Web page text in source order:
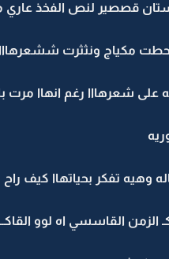
قصصير لنص الفخذ عاري
مكياج ونثثرت ششعرهااا
على شعرهااا رغم انهاا
تفكر بحياتهاا كيف راح
الزمن القاسسي اه لوو القاكــ